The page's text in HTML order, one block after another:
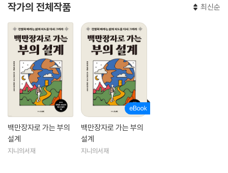
는 데 열정을 쏟고 있다.
작가의 전체작품 최신순
백만장자로 가는 부의
설계
지니의서재
백만장자로 가는 부의
설계
지니의서재